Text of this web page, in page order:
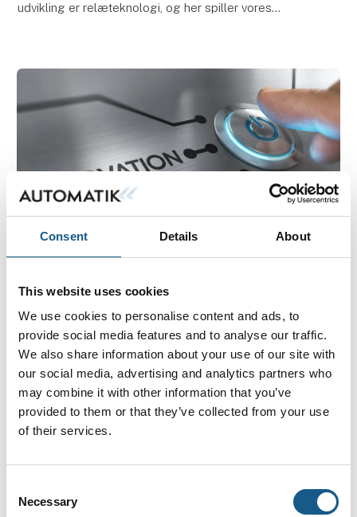
Consent Details About
This website uses cookies
We use cookies to personalise content and ads, to
provide social media features and to analyse our traffic.
We also share information about your use of our site with
our social media, advertising and analytics partners who
may combine it with other information that you’ve
provided to them or that they’ve collected from your use
of their services.
Selection
Necessary
udvikling er relæteknologi, og her spiller vores
Præcis måling på reflekterende
materialer med ODS 275 fra DSE
Danish Sensor Engineering (DSE) præsenterer ODS
275, en specialudgave af den populære ODS 250
afstandsmåler. Med sit robuste design og
imponerende præcision er sensoren en ideel løsning
til krævende i